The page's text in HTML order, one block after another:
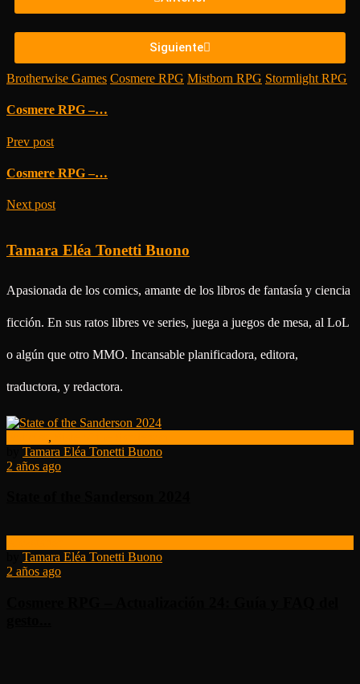
Siguiente
Brotherwise Games Cosmere RPG Mistborn RPG Stormlight RPG
Cosmere RPG –…
Prev post
Cosmere RPG –…
Next post
Tamara Eléa Tonetti Buono
Apasionada de los comics, amante de los libros de fantasía y ciencia
ficción. En sus ratos libres ve series, juega a juegos de mesa, al LoL
o algún que otro MMO. Incansable planificadora, editora,
traductora, y redactora.
,
Tamara Eléa Tonetti Buono
2 años ago
Tamara Eléa Tonetti Buono
2 años ago